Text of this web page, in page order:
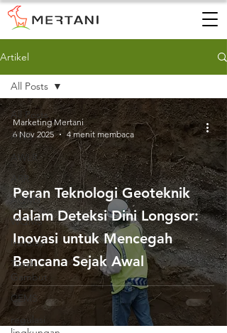
Artikel
All Posts
AWS
AWLR
ARR
AQMS
WQMS
Instalasi
Tanah
Gambut
CEMS
regulasi
All Posts
Peran Teknologi Geoteknik
dalam Deteksi Dini Longsor:
Inovasi untuk Mencegah
Bencana Sejak Awal
Marketing Mertani
6 Nov 2025
4 menit membaca